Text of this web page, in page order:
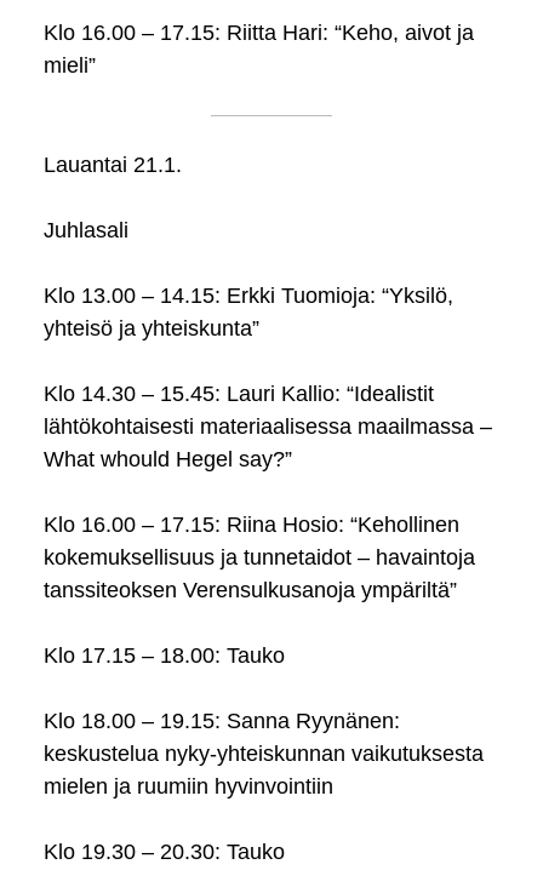
Klo 16.00 – 17.15: Riitta Hari: “Keho, aivot ja
mieli”
Lauantai 21.1.
Juhlasali
Klo 13.00 – 14.15: Erkki Tuomioja: “Yksilö,
yhteisö ja yhteiskunta”
Klo 14.30 – 15.45: Lauri Kallio: “Idealistit
lähtökohtaisesti materiaalisessa maailmassa –
What whould Hegel say?”
Klo 16.00 – 17.15: Riina Hosio: “Kehollinen
kokemuksellisuus ja tunnetaidot – havaintoja
tanssiteoksen Verensulkusanoja ympäriltä”
Klo 17.15 – 18.00: Tauko
Klo 18.00 – 19.15: Sanna Ryynänen:
keskustelua nyky-yhteiskunnan vaikutuksesta
mielen ja ruumiin hyvinvointiin
Klo 19.30 – 20.30: Tauko